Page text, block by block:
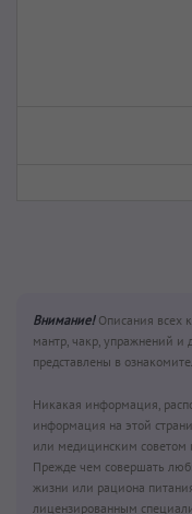
Внимание!Описания всех
мантр, чакр, упражнений и
представлены в
Никакая информация,
информация на этой
или медицинским советом
Прежде чем совершать
жизни или рациона
лицензированным